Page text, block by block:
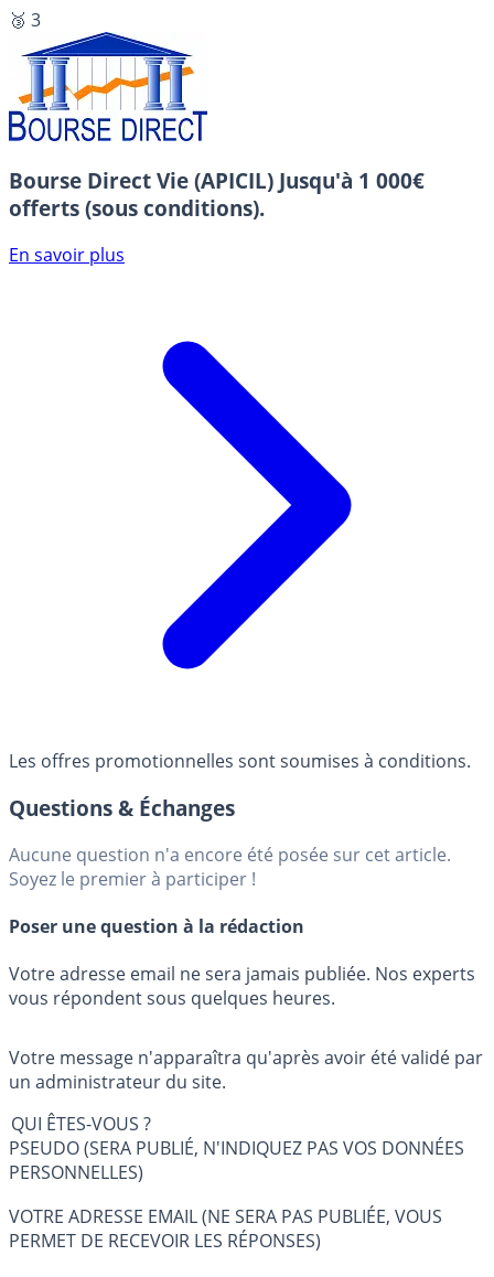
🥉 3
Bourse Direct Vie (APICIL) Jusqu'à 1 000€
offerts (sous conditions).
En savoir plus
Les offres promotionnelles sont soumises à conditions.
Questions & Échanges
Aucune question n'a encore été posée sur cet article.
Soyez le premier à participer !
Poser une question à la rédaction
Votre adresse email ne sera jamais publiée. Nos experts
vous répondent sous quelques heures.
Votre message n'apparaîtra qu'après avoir été validé par
un administrateur du site.
QUI ÊTES-VOUS ?
PSEUDO (SERA PUBLIÉ, N'INDIQUEZ PAS VOS DONNÉES
PERSONNELLES)
VOTRE ADRESSE EMAIL (NE SERA PAS PUBLIÉE, VOUS
PERMET DE RECEVOIR LES RÉPONSES)